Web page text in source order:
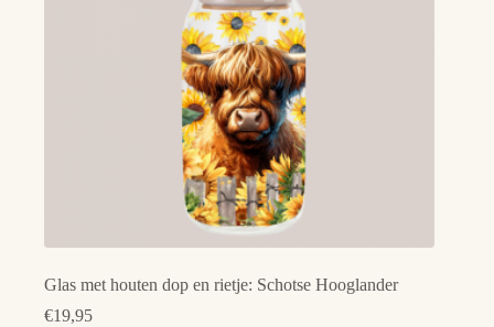
Glas met houten dop en rietje: Schotse Hooglander
€19,95